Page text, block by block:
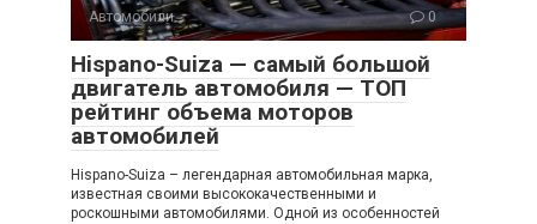
Автомобили 0
Hispano-Suiza — самый большой
двигатель автомобиля — ТОП
рейтинг объема моторов
автомобилей
Hispano-Suiza – легендарная автомобильная марка,
известная своими высококачественными и
роскошными автомобилями. Одной из особенностей